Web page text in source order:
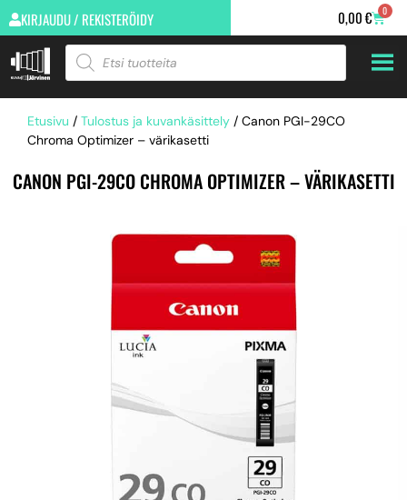
KIRJAUDU / REKISTERÖIDY 0,00€ 0
Etusivu / Tulostus ja kuvankäsittely / Canon PGI-29CO
Chroma Optimizer – värikasetti
CANON PGI-29CO CHROMA OPTIMIZER – VÄRIKASETTI